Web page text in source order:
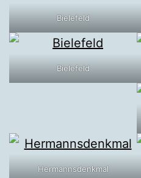
Bielefeld
Bielefeld
Hermannsdenkmal